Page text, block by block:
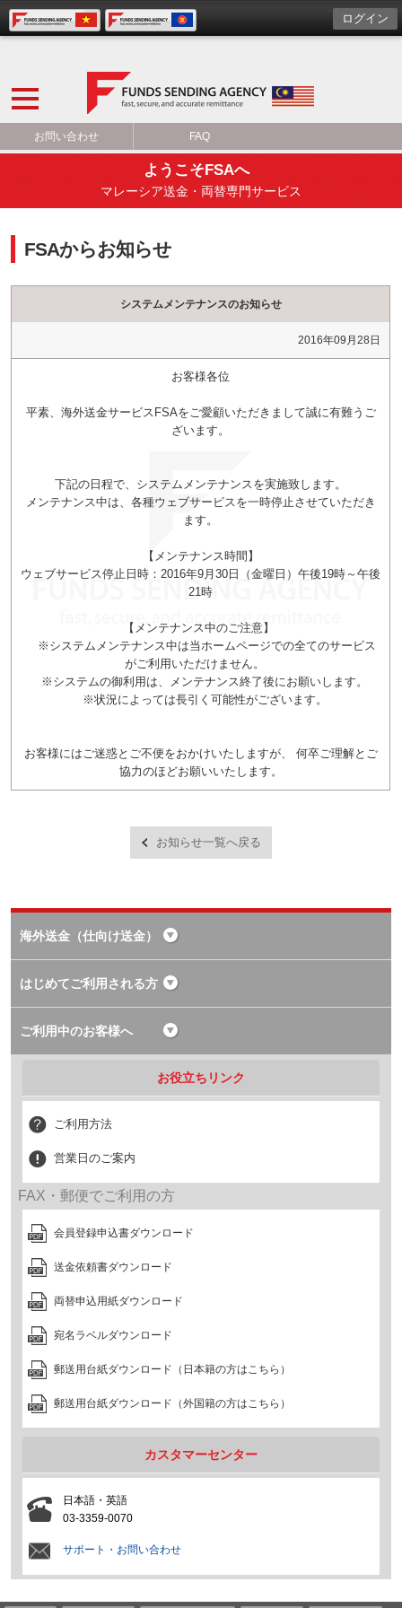
お問い合わせ FAQ
ログイン
ようこそFSAへ
マレーシア送金・両替専門サービス
FSAからお知らせ
システムメンテナンスのお知らせ
2016年09月28日
お客様各位
平素、海外送金サービスFSAをご愛顧いただきまして誠に有難うご
ざいます。
下記の日程で、システムメンテナンスを実施致します。
メンテナンス中は、各種ウェブサービスを一時停止させていただき
ます。
【メンテナンス時間】
ウェブサービス停止日時：2016年9月30日（金曜日）午後19時～午後
21時
【メンテナンス中のご注意】
※システムメンテナンス中は当ホームページでの全てのサービス
がご利用いただけません。
※システムの御利用は、メンテナンス終了後にお願いします。
※状況によっては長引く可能性がございます。
お客様にはご迷惑とご不便をおかけいたしますが、 何卒ご理解とご
協力のほどお願いいたします。
お知らせ一覧へ戻る
海外送金（仕向け送金）
はじめてご利用される方
ご利用中のお客様へ
お役立ちリンク
ご利用方法
営業日のご案内
FAX・郵便でご利用の方
会員登録申込書ダウンロード
送金依頼書ダウンロード
両替申込用紙ダウンロード
宛名ラベルダウンロード
郵送用台紙ダウンロード（日本籍の方はこちら）
郵送用台紙ダウンロード（外国籍の方はこちら）
カスタマーセンター
日本語・英語
03-3359-0070
サポート・お問い合わせ